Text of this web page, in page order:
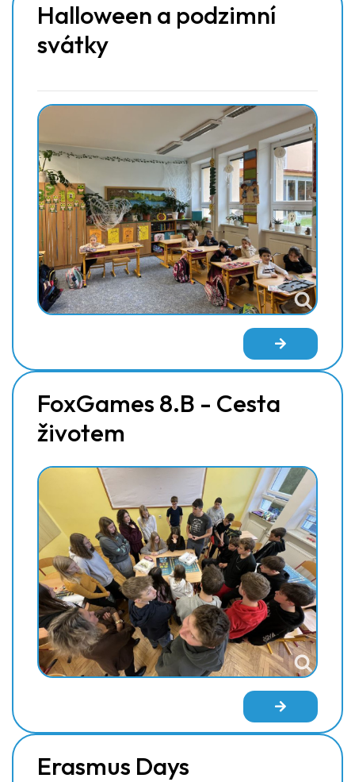
Halloween a podzimní
svátky
FoxGames 8.B - Cesta
životem
Erasmus Days